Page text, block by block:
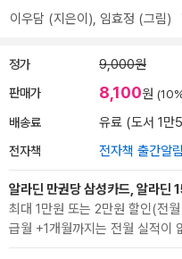
이우담 (지은이), 임효정 (그림)
정가 9,000원
판매가 8,100원
배송료 유료 (도서 1만
전자책 전자책 출간알
알라딘 만권당 삼성카드, 알라딘
최대 1만원 또는 2만원 할인(전
급월 +1개월까지는 전월 실적이